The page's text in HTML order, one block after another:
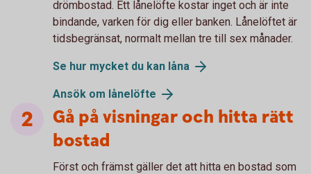
drömbostad. Ett lånelöfte kostar inget och är inte
bindande, varken för dig eller banken. Lånelöftet är
tidsbegränsat, normalt mellan tre till sex månader.
Se hur mycket du kan låna
Ansök om lånelöfte
Gå på visningar och hitta rätt
bostad
Först och främst gäller det att hitta en bostad som